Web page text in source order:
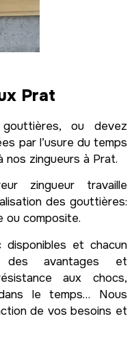
Prat
ou devez
par l’usure du temps
nos zingueurs à Prat.
zingueur travaille
des gouttières:
ou composite.
disponibles et chacun
des avantages et
aux chocs,
le temps… Nous
de vos besoins et